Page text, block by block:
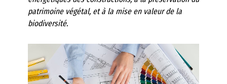
patrimoine végétal, et à la mise en valeur de la
biodiversité.